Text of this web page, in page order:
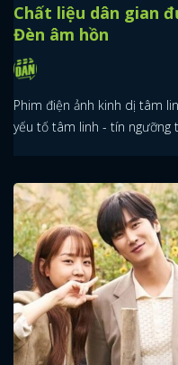
Chất liệu dân gian
Đèn âm hồn
Phim điện ảnh kinh dị tâm
yếu tố tâm linh - tín ngưỡng